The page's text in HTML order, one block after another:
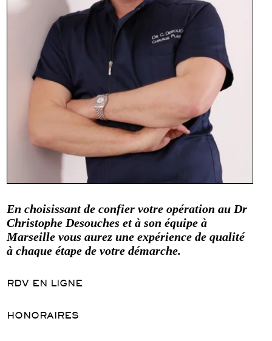
En choisissant de confier votre opération au Dr
Christophe Desouches et à son équipe à
Marseille vous aurez une expérience de qualité
à chaque étape de votre démarche.
RDV EN LIGNE
HONORAIRES